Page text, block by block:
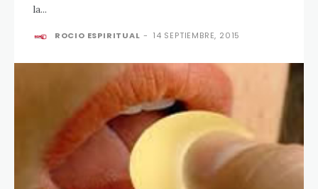
la...
ROCIO ESPIRITUAL - 14 SEPTIEMBRE, 2015